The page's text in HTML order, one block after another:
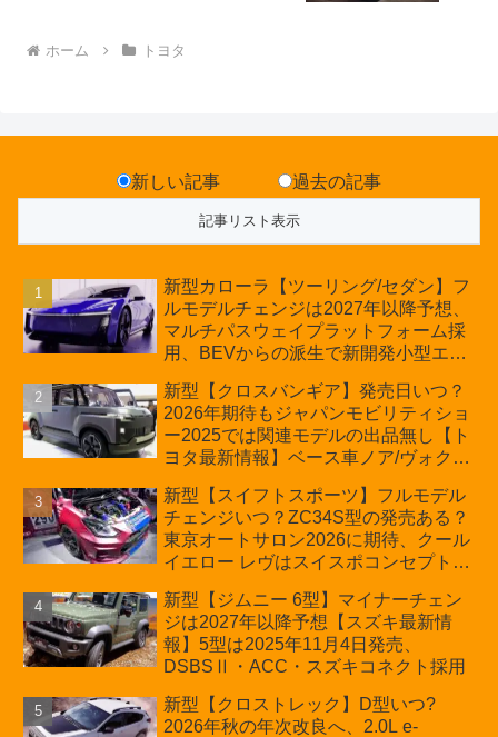
ホーム トヨタ
新しい記事 過去の記事
新型カローラ【ツーリング/セダン】フ
ルモデルチェンジは2027年以降予想、
マルチパスウェイプラットフォーム採
用、BEVからの派生で新開発小型エン
の採用は無しか【トヨタ最新情報】60
周年記念車発売
新型【クロスバンギア】発売日いつ？
2026年期待もジャパンモビリティショ
ー2025では関連モデルの出品無し【ト
ヨタ最新情報】ベース車ノア/ヴォクシ
ほか「コア」と「ツール」、デリカ
D:5対抗のクロスオーバーSUVミニバ
ン
新型【スイフトスポーツ】フルモデル
チェンジいつ？ZC34S型の発売ある？
東京オートサロン2026に期待、クール
イエロー レヴはスイスポコンセプト
プが争点【スズキ最新情報】特別仕様
車「ZC33S Final Edition」終了
新型【ジムニー 6型】マイナーチェン
ジは2027年以降予想【スズキ最新情
報】5型は2025年11月4日発売、
DSBSⅡ・ACC・スズキコネクト採用
新型【クロストレック】D型いつ?
2026年秋の年次改良へ、2.0L e-